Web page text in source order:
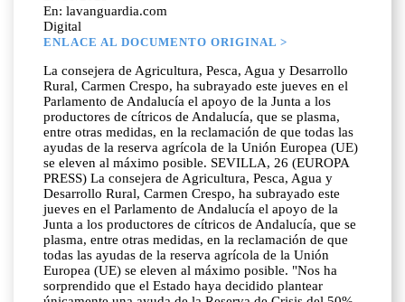
En: lavanguardia.com
Digital
ENLACE AL DOCUMENTO ORIGINAL >
La consejera de Agricultura, Pesca, Agua y Desarrollo
Rural, Carmen Crespo, ha subrayado este jueves en el
Parlamento de Andalucía el apoyo de la Junta a los
productores de cítricos de Andalucía, que se plasma,
entre otras medidas, en la reclamación de que todas las
ayudas de la reserva agrícola de la Unión Europea (UE)
se eleven al máximo posible. SEVILLA, 26 (EUROPA
PRESS) La consejera de Agricultura, Pesca, Agua y
Desarrollo Rural, Carmen Crespo, ha subrayado este
jueves en el Parlamento de Andalucía el apoyo de la
Junta a los productores de cítricos de Andalucía, que se
plasma, entre otras medidas, en la reclamación de que
todas las ayudas de la reserva agrícola de la Unión
Europea (UE) se eleven al máximo posible. "Nos ha
sorprendido que el Estado haya decidido plantear